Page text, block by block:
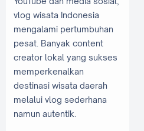
vlog wisata Indonesia
mengalami pertumbuhan
pesat. Banyak content
creator lokal yang sukses
memperkenalkan
destinasi wisata daerah
melalui vlog sederhana
namun autentik.